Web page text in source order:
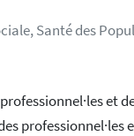
Santé des
et